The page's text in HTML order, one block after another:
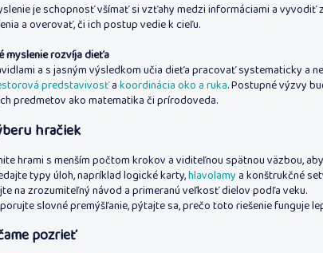
je schopnosť všímať si vzťahy medzi informáciami a vyvodiť
a overovať, či ich postup vedie k cieľu.
myslenie rozvíja dieťa
a s jasným výsledkom učia dieťa pracovať systematicky a
predstavivosťakoordinácia oko a ruka. Postupné výzvy
predmetov ako matematika či prírodoveda.
hračiek
hrami s menším počtom krokov a viditeľnou spätnou väzbou,
typy úloh, napríklad logické karty,hlavolamy a konštrukčné
na zrozumiteľný návod a primeranú veľkosť dielov podľa veku.
slovné premýšľanie, pýtajte sa, prečo toto riešenie funguje
pozrieť